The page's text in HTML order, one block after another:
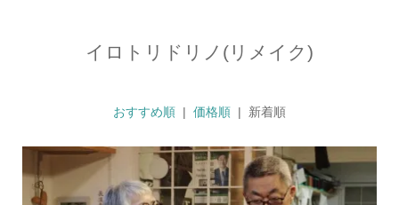
イロトリドリノ(リメイク)
おすすめ順 | 価格順 | 新着順